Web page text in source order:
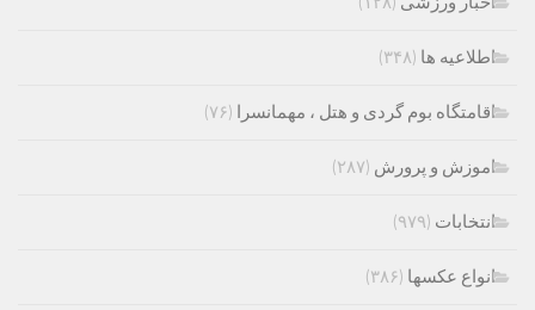
اطلاعیه ها (۳۴۸)
اقامتگاه بوم گردی و هتل ، مهمانسرا (۷۶)
اموزش و پرورش (۲۸۷)
انتخابات (۹۷۹)
انواع عکسها (۳۸۶)